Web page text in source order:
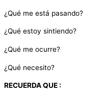
¿Qué me está pasando?
¿Qué estoy sintiendo?
¿Qué me ocurre?
¿Qué necesito?
RECUERDA QUE :